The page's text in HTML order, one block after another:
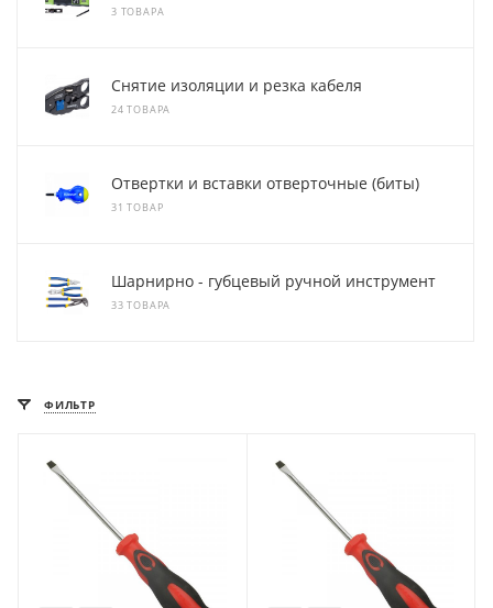
3 ТОВАРА
Снятие изоляции и резка кабеля
24 ТОВАРА
Отвертки и вставки отверточные (биты)
31 ТОВАР
Шарнирно - губцевый ручной инструмент
33 ТОВАРА
ФИЛЬТР